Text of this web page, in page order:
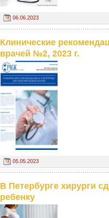
06.06.2023
Клинические
врачей №2, 2023 г.
05.05.2023
В Петербурге хирурги
ребенку